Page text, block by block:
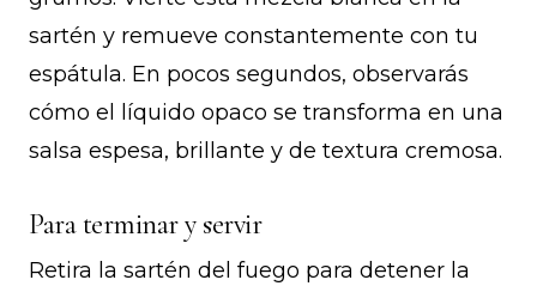
sartén y remueve constantemente con tu
espátula. En pocos segundos, observarás
cómo el líquido opaco se transforma en una
salsa espesa, brillante y de textura cremosa.
Para terminar y servir
Retira la sartén del fuego para detener la